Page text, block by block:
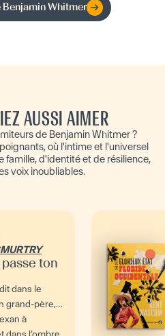
Benjamin Whitmer
AUSSI AIMER
de Benjamin Whitmer ?
où l'intime et l'universel
famille, d'identité et de résilience,
voix inoubliables.
ton
dans le
grand-père,
à